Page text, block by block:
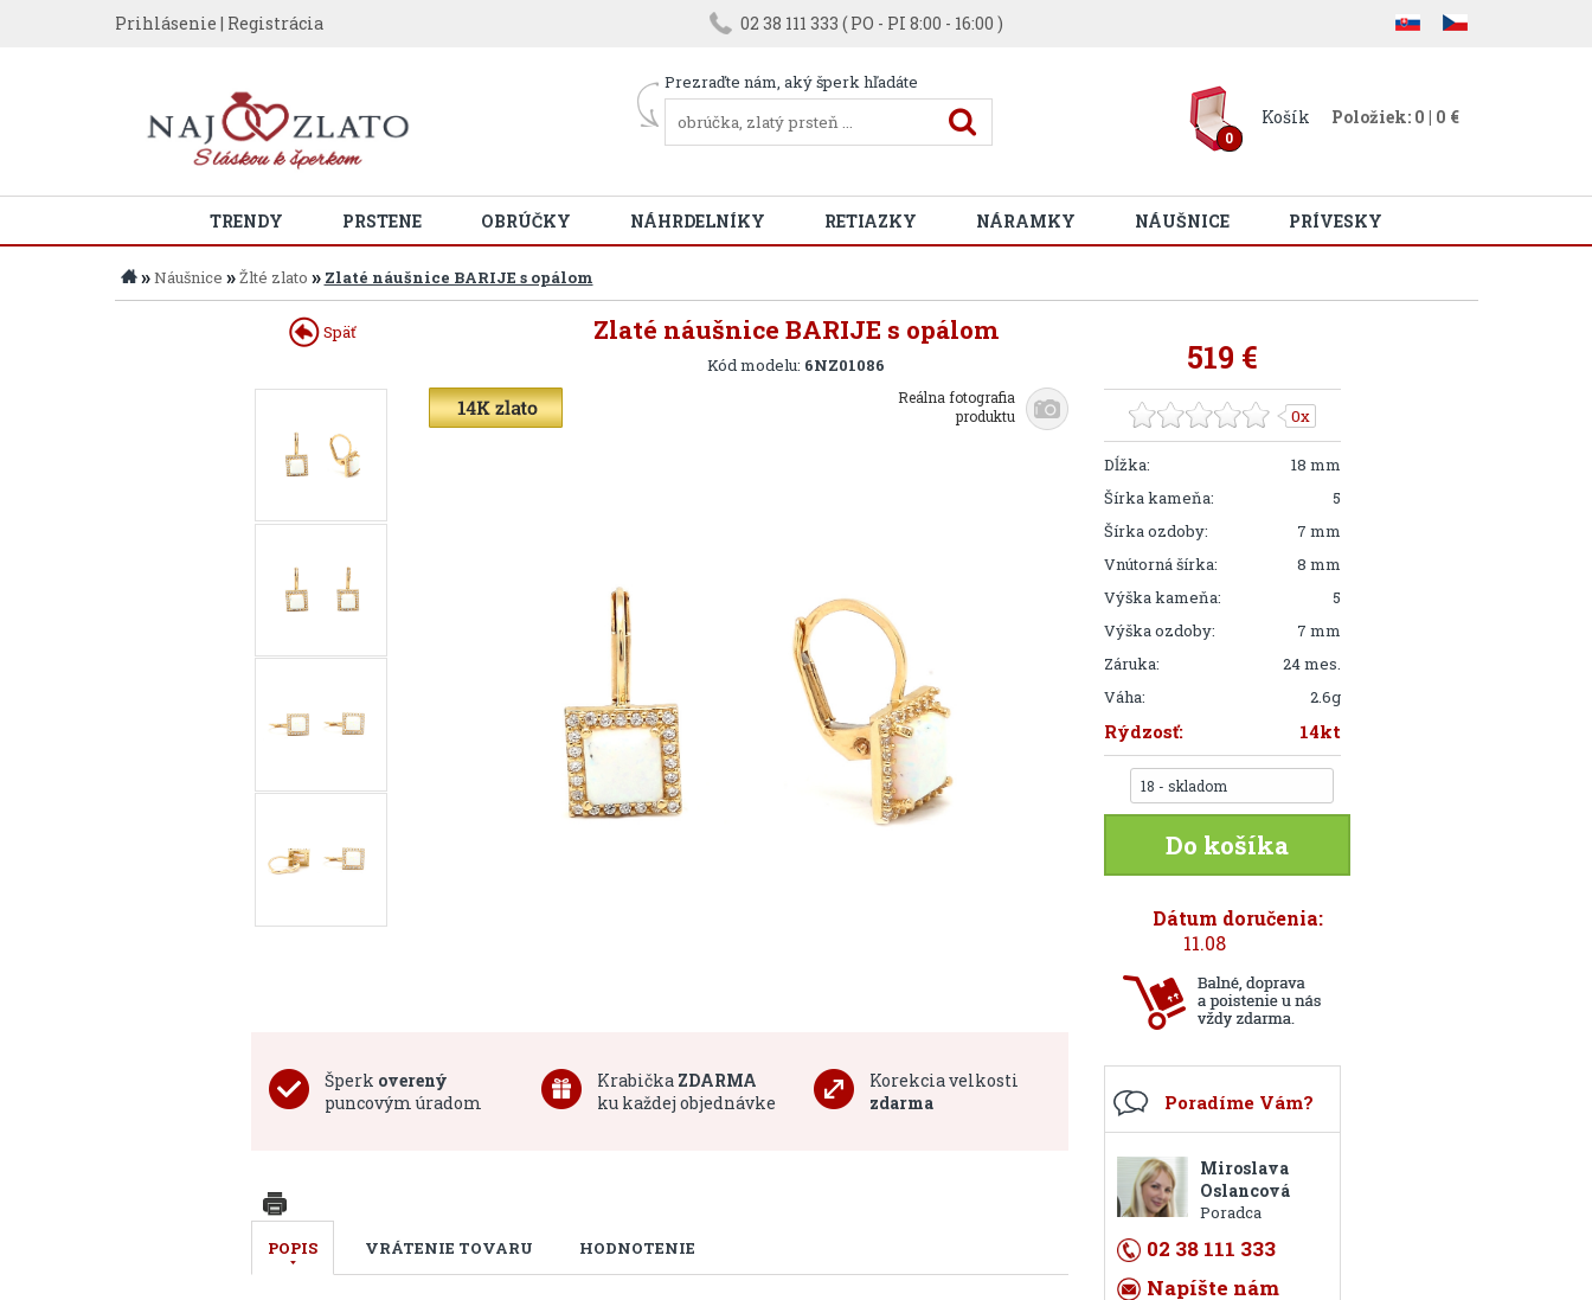
Prihlásenie | Registrácia 02 38 111 333 ( PO - PI 8:00 - 16:00 )
Prezraďte nám, aký šperk hľadáte
0
Košík Položiek: 0 | 0 €
TRENDY PRSTENE OBRÚČKY NÁHRDELNÍKY RETIAZKY NÁRAMKY NÁUŠNICE PRÍVESKY
»Náušnice »Žlté zlato » Zlaté náušnice BARIJE s opálom
Zlaté náušnice BARIJE s opálom
Kód modelu: 6NZ01086
Späť
Reálna fotografia
produktu
Šperk overený
puncovým úradom
Krabička ZDARMA
ku každej objednávke
Korekcia velkosti
zdarma
POPIS VRÁTENIE TOVARU HODNOTENIE
519 €
0x
Dĺžka:
18 mm
Šírka kameňa:
5
Šírka ozdoby:
7 mm
Vnútorná šírka:
8 mm
Výška kameňa:
5
Výška ozdoby:
7 mm
Záruka:
24 mes.
Váha:
2.6g
Rýdzosť: 14kt
18 - skladom
Do košíka
Dátum doručenia:
11.08
Poradíme Vám?
Miroslava
Oslancová
Poradca
02 38 111 333
Napíšte nám